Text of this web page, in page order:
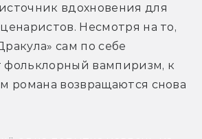
вдохновения для
Несмотря на то,
сам по себе
фольклорный вампиризм, к
романа возвращаются снова